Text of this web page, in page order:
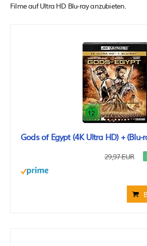
Filme auf Ultra HD Blu-ray anzubieten.
Gods of Egypt (4K Ultra HD) + (Blu-
29,97 EUR